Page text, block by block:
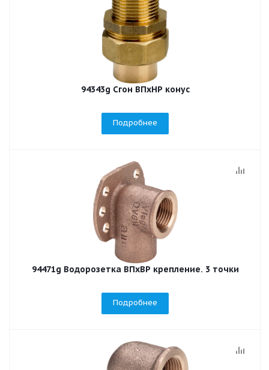
94343g Сгон ВПхНР конус
Подробнее
94471g Водорозетка ВПхВР крепление. 3 точки
Подробнее